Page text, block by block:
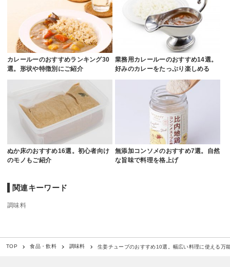
カレールーのおすすめランキング30
選。形状や特徴別にご紹介
業務用カレールーのおすすめ14選。
好みのカレーをたっぷり楽しめる
ぬか床のおすすめ16選。初心者向け
のモノもご紹介
無添加コンソメのおすすめ7選。自然
な旨味で料理を格上げ
関連キーワード
調味料
TOP 食品・飲料 調味料 生姜チューブのおすすめ10選。幅広い料理に使える万